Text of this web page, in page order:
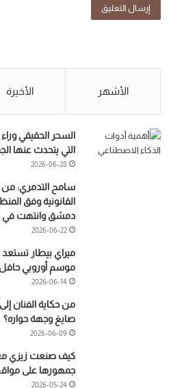
الأشهر الأخيرة
السحر الحقيقي
التي يتحدث عنها
2026-06-28
سامح التدمري: من
القانونية وفق
دمشق وانتهت
2026-06-22
ميراي بيطار تستعد
موسم أوروبي حافل
2026-06-14
من حكاية الفنان
صايغ وجهة حواره؟
2026-06-09
كيف صنعت زيزي
جمهورها على
2026-05-24